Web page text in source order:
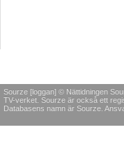
Sourze [loggan] © Nättidningen
TV-verket. Sourze är också ett
Databasens namn är Sourze.